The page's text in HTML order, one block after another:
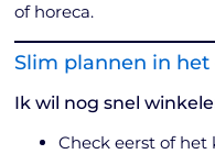
of horeca.
Slim plannen in het
Ik wil nog snel
Check eerst of het